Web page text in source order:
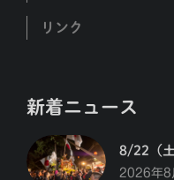
リンク
新着ニュース
8/22（
2026年8